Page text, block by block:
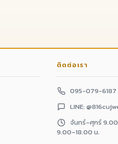
ติดต่อเรา
095-079-6187
LINE:
จันทร์–ศุกร์
9.00–18.00 น.